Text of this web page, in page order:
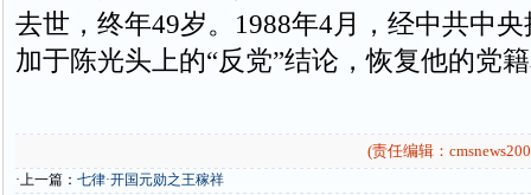
去世，终年49岁。1988年4月，经中共中
加于陈光头上的“反党”结论，恢复他的党
(责任编辑：
·上一篇： 七律·开国元勋之王稼祥